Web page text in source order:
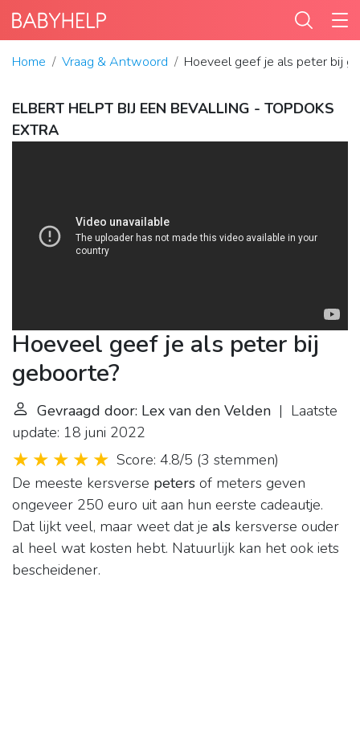
Home Vraag & Antwoord Hoeveel geef je als peter bij
ELBERT HELPT BIJ EEN BEVALLING - TOPDOKS
EXTRA
Hoeveel geef je als peter bij
geboorte?
Gevraagd door: Lex van den Velden | Laatste
update: 18 juni 2022
Score: 4.8/5 (3 stemmen)
De meeste kersverse peters of meters geven
ongeveer 250 euro uit aan hun eerste cadeautje.
Dat lijkt veel, maar weet dat je als kersverse ouder
al heel wat kosten hebt. Natuurlijk kan het ook iets
bescheidener.